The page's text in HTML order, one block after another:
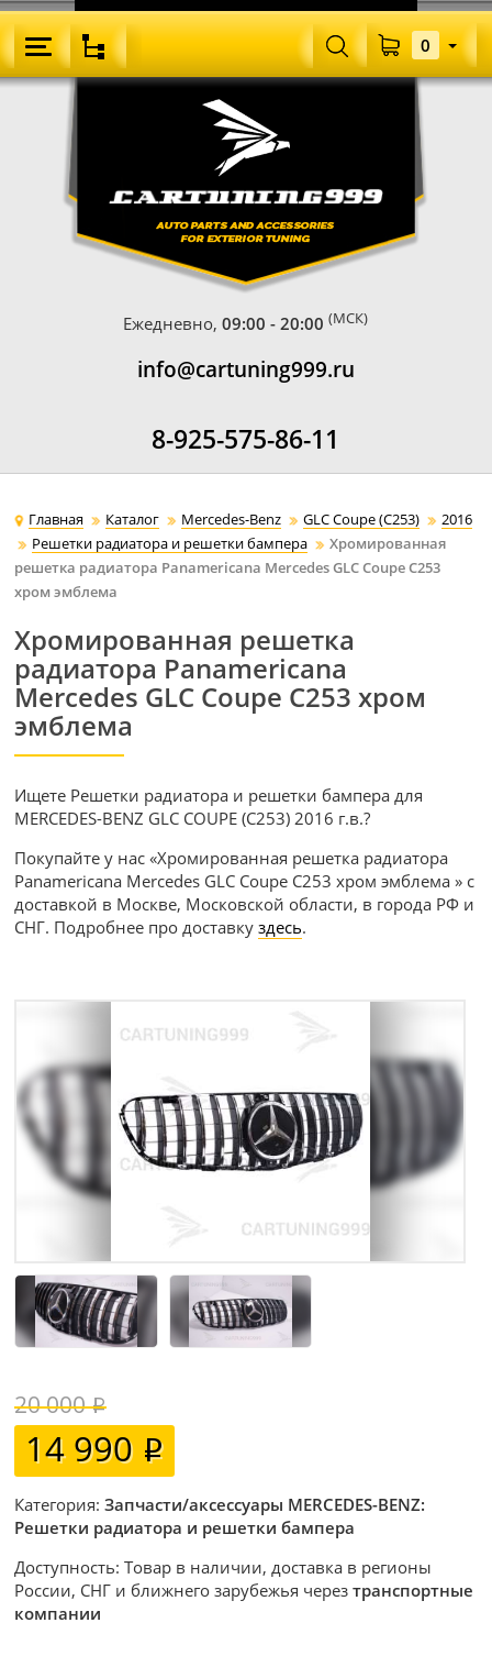
Ежедневно,09:00 - 20:00 (МСК)
info@cartuning999.ru
8-925-575-86-11
0
Главная Каталог Mercedes-Benz GLC Coupe (C253)
2016
Решетки радиатора и решетки бампера
Хромированная
решетка радиатора Panamericana Mercedes GLC Coupe C253
хром эмблема
Хромированная решетка
радиатора Panamericana
Mercedes GLC Coupe C253 хром
эмблема
Ищете Решетки радиатора и решетки бампера для
MERCEDES-BENZ GLC COUPE (C253) 2016 г.в.?
Покупайте у нас «Хромированная решетка радиатора
Panamericana Mercedes GLC Coupe C253 хром эмблема » с
доставкой в Москве, Московской области, в города РФ и
СНГ. Подробнее про доставкуздесь.
20 000
14 990
Категория:Запчасти/аксессуары MERCEDES-BENZ:
Решетки радиатора и решетки бампера
Доступность: Товар в наличии, доставка в регионы
России, СНГ и ближнего зарубежья черезтранспортные
компании